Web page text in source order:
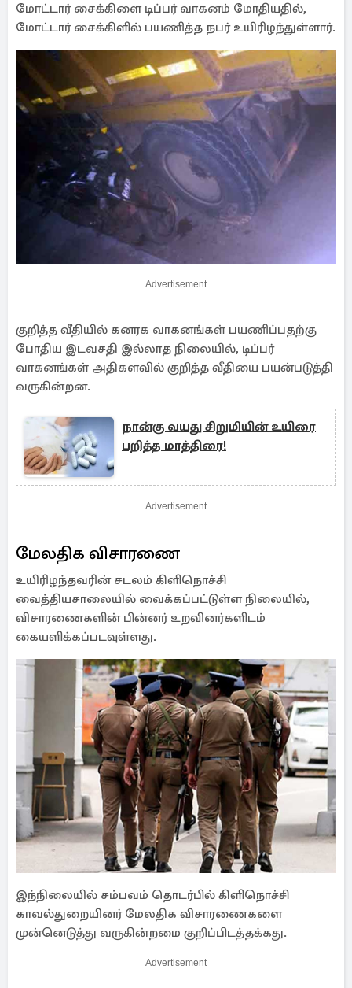
மோட்டார் சைக்கிளை டிப்பர் வாகனம் மோதியதில்,
மோட்டார் சைக்கிளில் பயணித்த நபர் உயிரிழந்துள்ளார்.
Advertisement
குறித்த வீதியில் கனரக வாகனங்கள் பயணிப்பதற்கு
போதிய இடவசதி இல்லாத நிலையில், டிப்பர்
வாகனங்கள் அதிகளவில் குறித்த வீதியை பயன்படுத்தி
வருகின்றன.
நான்கு வயது சிறுமியின் உயிரை
பறித்த மாத்திரை!
Advertisement
மேலதிக விசாரணை
உயிரிழந்தவரின் சடலம் கிளிநொச்சி
வைத்தியசாலையில் வைக்கப்பட்டுள்ள நிலையில்,
விசாரணைகளின் பின்னர் உறவினர்களிடம்
கையளிக்கப்படவுள்ளது.
இந்நிலையில் சம்பவம் தொடர்பில் கிளிநொச்சி
காவல்துறையினர் மேலதிக விசாரணைகளை
முன்னெடுத்து வருகின்றமை குறிப்பிடத்தக்கது.
Advertisement